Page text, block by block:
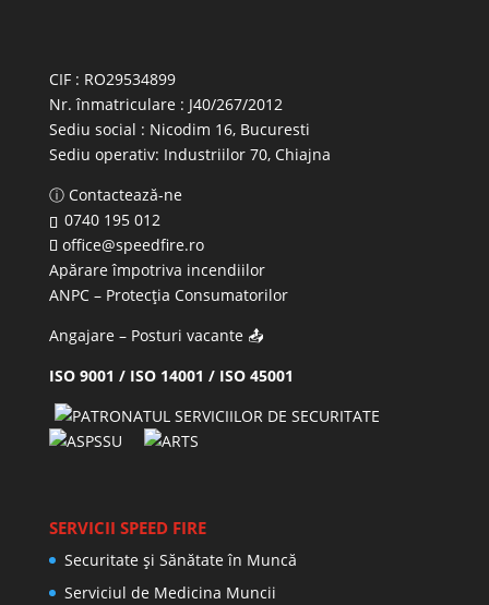
CIF : RO29534899
Nr. înmatriculare : J40/267/2012
Sediu social : Nicodim 16, Bucuresti
Sediu operativ: Industriilor 70, Chiajna
ⓘ Contactează-ne
0740 195 012
office@speedfire.ro
Apărare împotriva incendiilor
ANPC– Protecția Consumatorilor
Angajare – Posturi vacante📤
ISO 9001 / ISO 14001 / ISO 45001
SERVICII SPEED FIRE
Securitate și Sănătate în Muncă
Serviciul de Medicina Muncii